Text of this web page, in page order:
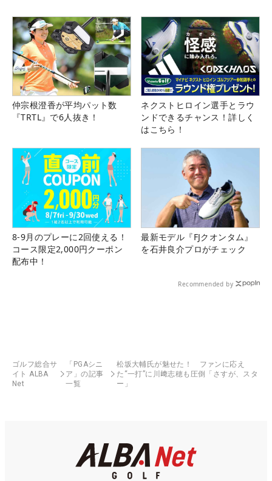
仲宗根澄香が平均パット数
『TRTL』で6人抜き！
ネクストヒロイン選手とラウ
ンドできるチャンス！詳しく
はこちら！
8-9月のプレーに2回使える！
コース限定2,000円クーポン
配布中！
最新モデル『FJクオンタム』
を石井良介プロがチェック
Recommended by
ゴルフ総合サ
イト ALBA
Net
「PGAシニ
ア」の記事
一覧
松坂大輔氏が魅せた！ ファンに応え
た“一打”に川﨑志穂も圧倒「さすが、スタ
ー」